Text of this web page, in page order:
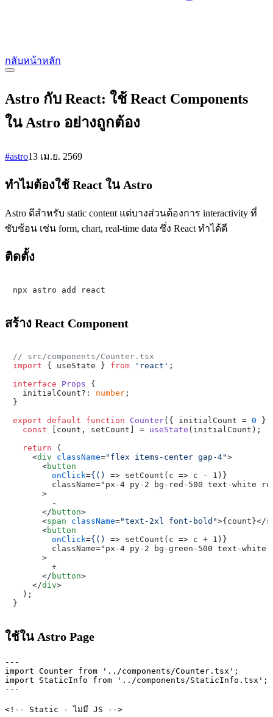
กลับหน้าหลัก
Astro กับ React: ใช้ React Components
ใน Astro อย่างถูกต้อง
#astro13 เม.ย. 2569
ทำไมต้องใช้ React ใน Astro
Astro ดีสำหรับ static content แต่บางส่วนต้องการ interactivity ที่
ซับซ้อน เช่น form, chart, real-time data ซึ่ง React ทำได้ดี
ติดตั้ง
สร้าง React Component
// src/components/Counter.tsx
import { useState } from 'react' ;
interface
Props {
  initialCount?:
number ;
}
export default function Counter( { initialCount = 0 }:
const [count, setCount] = useState (initialCount);
return (
<div className="flex items-center gap-4">
<button
onClick={() => setCount(c => c - 1)}
className="px-4 py-2 bg-red-500 text-white
      >
        -
</ button>
<span className="text-2xl font-bold">{count}</
<button
onClick={() => setCount(c => c + 1)}
className="px-4 py-2 bg-green-500 text-white
      >
        +
</ button>
</div>
);
ใช้ใน Astro Page
---
import Counter from '../components/Counter.tsx';
import StaticInfo from '../components/StaticInfo.tsx';
---
<!-- Static - ไม่มี JS -->